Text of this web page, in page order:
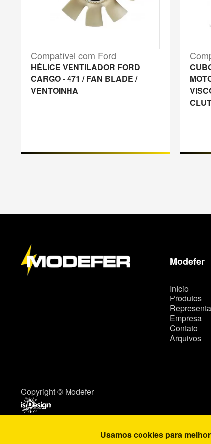
Compatível com Ford
HÉLICE VENTILADOR FORD
CARGO - 471 / FAN BLADE /
VENTOINHA
M
Modefer
Início
Produtos
Empresa
Contato
Arquivos
Copyright © Modefer
Usamos cookies para